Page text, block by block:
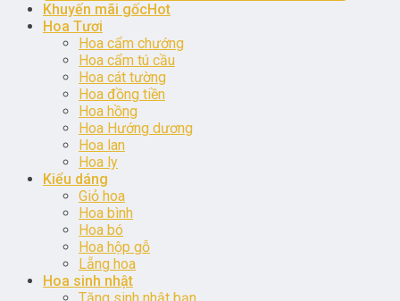
Khuyến mãi gốc
Hoa Tươi
Hoa cẩm chướng
Hoa cẩm tú cầu
Hoa cát tường
Hoa đồng tiền
Hoa hồng
Hoa Hướng dương
Hoa lan
Hoa ly
Kiểu dáng
Giỏ hoa
Hoa bình
Hoa bó
Hoa hộp gỗ
Lẵng hoa
Hoa sinh nhật